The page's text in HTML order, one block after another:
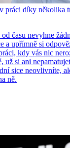
práci díky několika
od času nevyhne
a upřímně si
kdy vás nic
už si ani
sice neovlivníte,
ně.